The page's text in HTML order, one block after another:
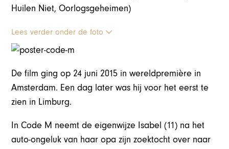
Huilen Niet, Oorlogsgeheimen)
Lees verder onder de foto
De film ging op 24 juni 2015 in wereldpremière in
Amsterdam. Een dag later was hij voor het eerst te
zien in Limburg.
In Code M neemt de eigenwijze Isabel (11) na het
auto-ongeluk van haar opa zijn zoektocht over naar